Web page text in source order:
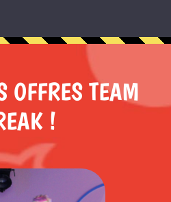
OFFRES TEAM
!